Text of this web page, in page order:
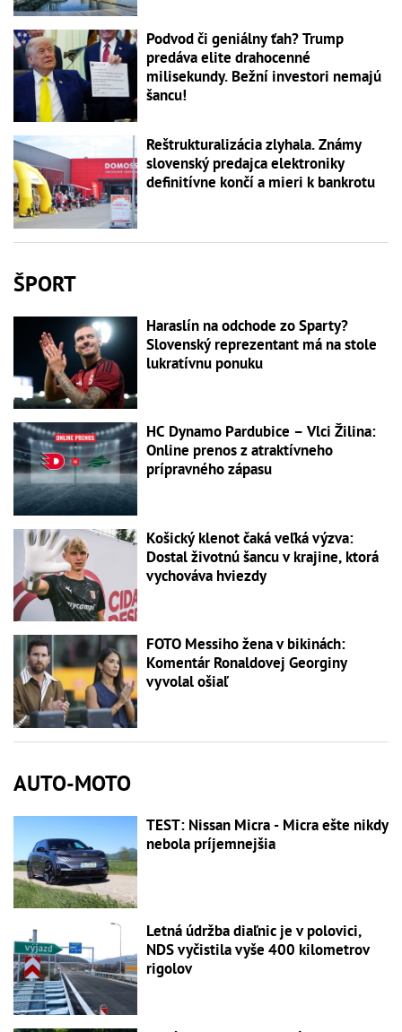
Podvod či geniálny ťah? Trump
predáva elite drahocenné
milisekundy. Bežní investori nemajú
šancu!
Reštrukturalizácia zlyhala. Známy
slovenský predajca elektroniky
definitívne končí a mieri k bankrotu
ŠPORT
Haraslín na odchode zo Sparty?
Slovenský reprezentant má na stole
lukratívnu ponuku
HC Dynamo Pardubice – Vlci Žilina:
Online prenos z atraktívneho
prípravného zápasu
Košický klenot čaká veľká výzva:
Dostal životnú šancu v krajine, ktorá
vychováva hviezdy
FOTO Messiho žena v bikinách:
Komentár Ronaldovej Georginy
vyvolal ošiaľ
AUTO-MOTO
TEST: Nissan Micra - Micra ešte nikdy
nebola príjemnejšia
Letná údržba diaľnic je v polovici,
NDS vyčistila vyše 400 kilometrov
rigolov